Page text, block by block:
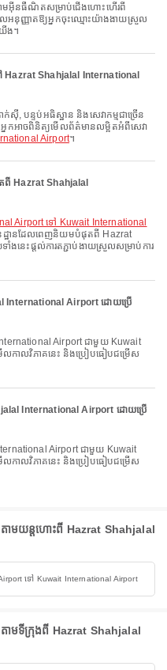
អនុញ្ញាតឱ្យអ្នកចុះឈ្មោះយ៉ាងងាយស្រួល
ើង។
នៅ Hazrat Shahjalal International
នកអាចពិនិត្យមើលព័ត៌មានលម្អិតអំពីសេវា
Airport។
ពី Hazrat Shahjalal
ដ្ឋានដែលពេញនិយមបំផុតពី Hazrat
នេះផ្តល់ការតភ្ជាប់ងាយស្រួលសម្រាប់ការ
International Airport ដោយប្រើ
កាលវិភាគនេះ និងប្រៀបធៀបជម្រើស
International Airport ដោយប្រើ
កាលវិភាគនេះ និងប្រៀបធៀបជម្រើស
មយន្តហោះពី Hazrat Shahjalal
ទៅ Kuwait International Airport
មទីក្រុងពី Hazrat Shahjalal